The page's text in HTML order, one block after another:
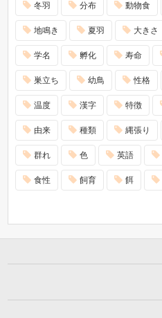
冬羽 分布 動物食
地鳴き 夏羽 大きさ
学名 孵化 寿命
巣立ち 幼鳥 性格
温度 漢字 特徴
由来 種類 縄張り
群れ 色 英語
食性 飼育 餌